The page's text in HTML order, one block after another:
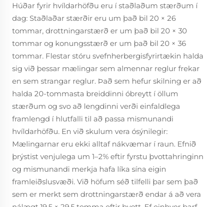
Húðar fyrir hvíldarhöfðu eru í staðlaðum stærðum í
dag: Staðlaðar stærðir eru um það bil 20 × 26
tommar, drottningarstærð er um það bil 20 × 30
tommar og konungsstærð er um það bil 20 × 36
tommar. Flestar stóru svefnherbergisfyrirtækin halda
sig við þessar mælingar sem almennar reglur frekar
en sem strangar reglur. Það sem hefur skilning er að
halda 20-tommasta breiddinni óbreytt í öllum
stærðum og svo að lengdinni verði einfaldlega
framlengd í hlutfalli til að passa mismunandi
hvíldarhöfðu. En við skulum vera ósýnilegir:
Mælingarnar eru ekki alltaf nákvæmar í raun. Efnið
þrýstist venjulega um 1–2% eftir fyrstu þvottahringinn
og mismunandi merkja hafa líka sína eigin
framleiðslusvæði. Við höfum séð tilfelli þar sem það
sem er merkt sem drottningarstærð endar á að vera